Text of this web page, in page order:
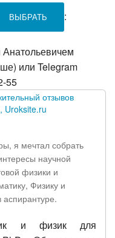
ВЫБРАТЬ :
Анатольевичем
или Telegram
55
отзывов
я мечтал собрать
научной
физики и
Физику и
и физик для